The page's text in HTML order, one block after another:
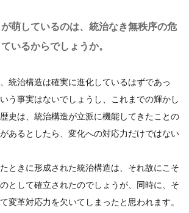
萌しているのは、統治なき無秩序の危
いるからでしょうか。
統治構造は確実に進化しているはずであっ
う事実はないでしょうし、これまでの輝かし
史は、統治構造が立派に機能してきたことの
あるとしたら、変化への対応力だけではない
ときに形成された統治構造は、それ故にこそ
として確立されたのでしょうが、同時に、そ
変革対応力を欠いてしまったと思われます。